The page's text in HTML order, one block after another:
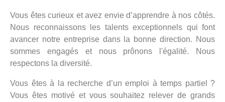
Vous êtes curieux et avez envie d’apprendre à nos côtés.
Nous reconnaissons les talents exceptionnels qui font
avancer notre entreprise dans la bonne direction. Nous
sommes engagés et nous prônons l'égalité. Nous
respectons la diversité.
Vous êtes à la recherche d’un emploi à temps partiel ?
Vous êtes motivé et vous souhaitez relever de grands